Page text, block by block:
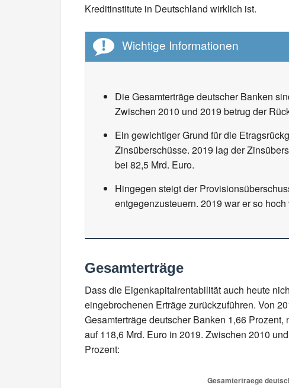
Kreditinstitute in Deutschland wirklich ist.
Wichtige Informationen
Die Gesamterträge deutscher Banken
Zwischen 2010 und 2019 betrug der
Ein gewichtiger Grund für die
Zinsüberschüsse. 2019 lag der
bei 82,5 Mrd. Euro.
Hingegen steigt der
entgegenzusteuern. 2019 war er so
Gesamterträge
Dass die Eigenkapitalrentabilität auch heute
eingebrochenen Erträge zurückzuführen. Von
Gesamterträge deutscher Banken 1,66
auf 118,6 Mrd. Euro in 2019. Zwischen 2010
Prozent: